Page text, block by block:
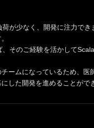
が少なく、開発に注力でき
そのご経験を活かして
ームになっているため、医
した開発を進めることがで